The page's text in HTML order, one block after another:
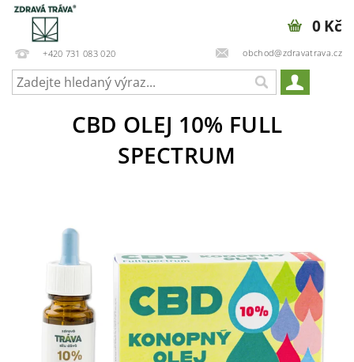
+420 731 083 020 obchod@zdravatrava.cz
0 Kč
CBD OLEJ 10% FULL
SPECTRUM